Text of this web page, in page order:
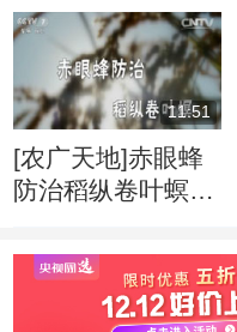
11:51
[农广天地]赤眼蜂
防治稻纵卷叶螟